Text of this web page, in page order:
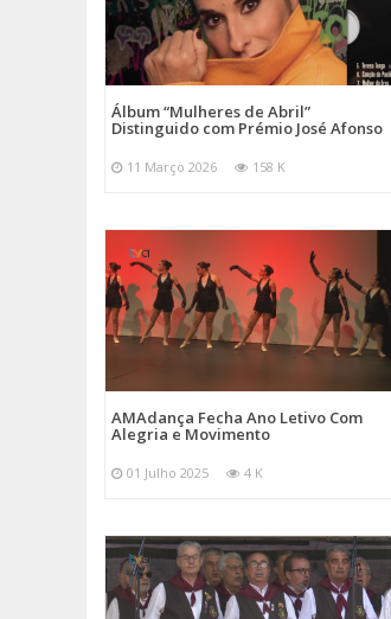
Álbum “Mulheres de Abril”
Distinguido com Prémio José Afonso
11 Março 2026 158 K
AMAdança Fecha Ano Letivo Com
Alegria e Movimento
01 Julho 2025 4 K